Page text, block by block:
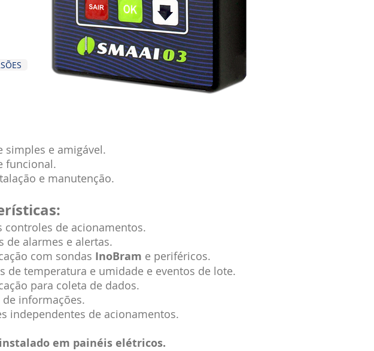
simples e amigável.
funcional.
e manutenção.
controles de acionamentos.
de alarmes e alertas.
com sondas InoBram e periféricos.
de temperatura e umidade e eventos de lote.
para coleta de dados.
de informações.
independentes de acionamentos.
em painéis elétricos.